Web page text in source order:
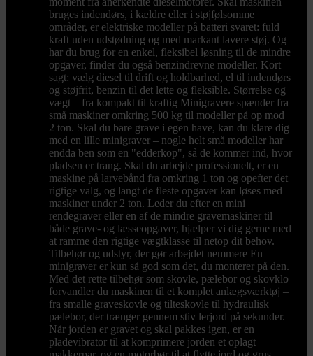
bruges indendørs, i kældre eller i støjfølsomme
områder, er elektriske modeller på batteri svaret: fuld
kraft uden udstødning og med markant lavere støj. Og
har du brug for en enkel, fleksibel løsning til de mindre
opgaver, finder du også benzindrevne modeller. Kort
sagt: vælg diesel til drift og holdbarhed, el til indendørs
og støjfrit, benzin til det lette og fleksible. Størrelse og
vægt – fra kompakt til kraftig Minigravere spænder fra
små maskiner omkring 500 kg til modeller på op mod
2 ton. Skal du bare grave i egen have, kan du klare dig
med en lille minigraver – nogle helt små modeller har
endda ben som en "edderkop", så de kommer ind, hvor
pladsen er trang. Skal du arbejde professionelt, er en
maskine på larvebånd fra omkring 1 ton og opefter det
rigtige valg, og langt de fleste opgaver kan løses med
maskiner under 2 ton. Leder du efter en mini
rendegraver eller en af de mindre gravemaskiner til
både grave- og læsseopgaver, hjælper vi dig gerne med
at ramme den rigtige vægtklasse til netop dit behov.
Tilbehør og udstyr, der gør arbejdet nemmere En
minigraver er kun så god som det, du monterer på den.
Med det rette tilbehør som skovle, pælebor og skovklo
forvandler du maskinen til et komplet anlægsværktøj –
fra smalle graveskovle og tilteskovle til hydraulisk
pælebor, der trænger gennem stiv lerjord på sekunder.
Når jorden er gravet og skal pakkes igen, er en
pladevibrator til at komprimere jorden et oplagt